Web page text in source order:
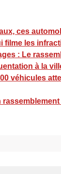
ces
filme les
: Le
à la
véhicules